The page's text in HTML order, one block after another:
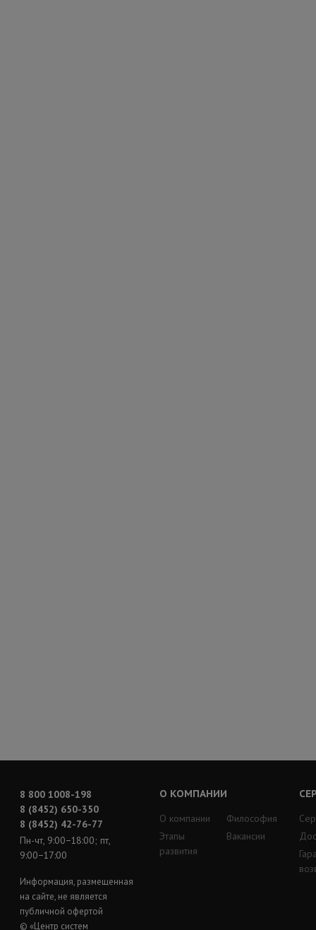
8 800 1008-198
8 (8452) 650-350
8 (8452) 42-76-77
Пн-чт, 9:00−18:00; пт,
9:00−17:00
Информация, размещенная
на сайте, не является
публичной офертой
© «Центр систем
О КОМПАНИИ
О компании
Этапы
развития
Философия
Вакансии